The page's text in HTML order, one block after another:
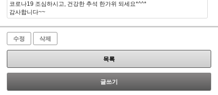
코로나19 조심하시고, 건강한 추석 한가위 되세요*^^*
감사합니다~~
수정 삭제
목록
글쓰기